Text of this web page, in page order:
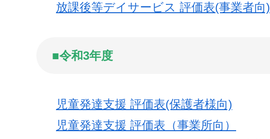
放課後等デイサービス 評価表(事業者向)
■令和3年度
児童発達支援 評価表(保護者様向)
児童発達支援 評価表（事業所向）